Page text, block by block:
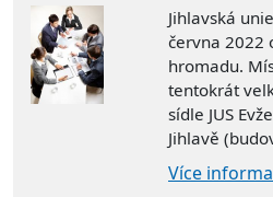
Jihlavská
června 2022
hromadu.
tentokrát
sídle JUS
Jihlavě
Více